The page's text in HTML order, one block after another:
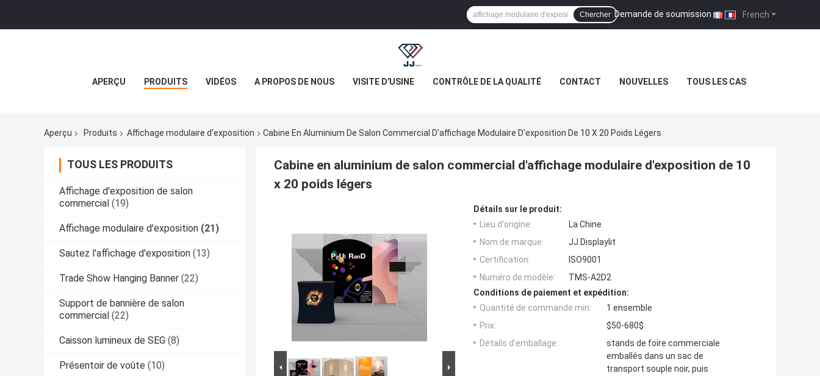
French
Demande de soumission |
Chercher
APERÇU PRODUITS VIDÉOS A PROPOS DE NOUS VISITE D'USINE CONTRÔLE DE LA QUALITÉ CONTACT NOUVELLES TOUS LES CAS
Aperçu Produits Affichage modulaire d'exposition Cabine En Aluminium De Salon Commercial D'affichage Modulaire D'exposition De 10 X 20 Poids Légers
TOUS LES PRODUITS
Affichage d'exposition de salon
commercial (19)
Affichage modulaire d'exposition (21)
Sautez l'affichage d'exposition (13)
Trade Show Hanging Banner (22)
Support de bannière de salon
commercial (22)
Caisson lumineux de SEG (8)
Présentoir de voûte (10)
Cabine en aluminium de salon commercial d'affichage modulaire d'exposition de 10
x 20 poids légers
Détails sur le produit:
Lieu d'origine:
La Chine
Nom de marque:
JJ Displaylit
Certification:
ISO9001
Numéro de modèle:
TMS-A2D2
Conditions de paiement et expédition:
Quantité de commande min:
1 ensemble
Prix:
$50-680$
Détails d'emballage:
stands de foire commerciale
emballés dans un sac de
transport souple noir, puis